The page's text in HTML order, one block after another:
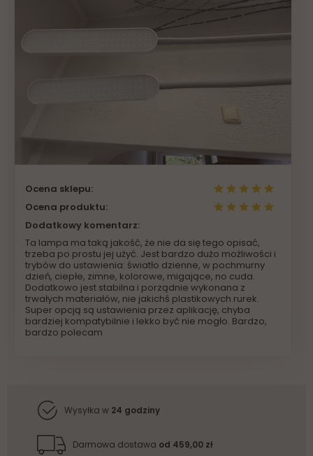
Ocena sklepu:
Ocena produktu:
Dodatkowy komentarz:
Ta lampa ma taką jakość, że nie da się tego opisać,
trzeba po prostu jej użyć. Jest bardzo dużo możliwości i
trybów do ustawienia: światło dzienne, w pochmurny
dzień, ciepłe, zimne, kolorowe, migające, no cuda.
Dodatkowo jest stabilna i porządnie wykonana z
trwałych materiałów, nie jakichś plastikowych rurek.
Super opcją są ustawienia przez aplikację, chyba
bardziej kompatybilnie i lekko być nie mogło. Bardzo,
bardzo polecam
Wysyłka w 24 godziny
Darmowa dostawa od 459,00 zł